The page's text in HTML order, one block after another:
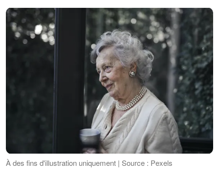
À des fins d'illustration uniquement | Source : Pexels